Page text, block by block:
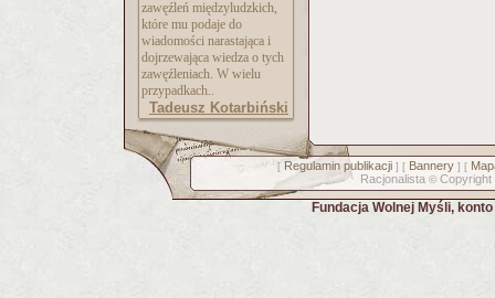
zawęźleń międzyludzkich,
które mu podaje do
wiadomości narastająca i
dojrzewająca wiedza o tych
zawęźleniach. W wielu
przypadkach..
Tadeusz Kotarbiński
[ Regulamin publikacji] [ Bannery] [
Racjonalista © Copyright
Fundacja Wolnej Myśli,